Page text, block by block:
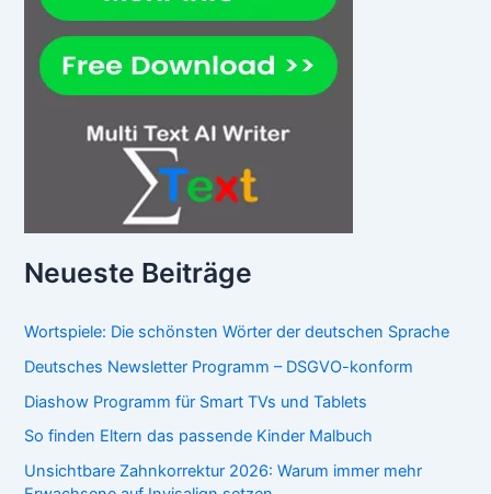
Neueste Beiträge
Wortspiele: Die schönsten Wörter der deutschen Sprache
Deutsches Newsletter Programm – DSGVO-konform
Diashow Programm für Smart TVs und Tablets
So finden Eltern das passende Kinder Malbuch
Unsichtbare Zahnkorrektur 2026: Warum immer mehr